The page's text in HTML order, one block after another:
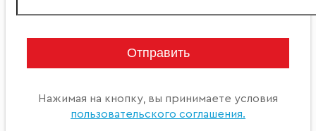
Нажимая на кнопку, вы принимаете условия
пользовательского соглашения.